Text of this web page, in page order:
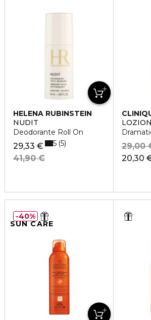
HELENA RUBINSTEIN
NUDIT
Deodorante Roll On
29,33 €
41,90 €
5 5
20,30
29,00
SUN CARE
40%